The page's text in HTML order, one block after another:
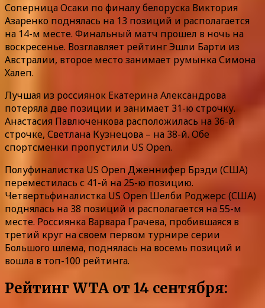
Соперница Осаки по финалу белоруска Виктория
Азаренко поднялась на 13 позиций и располагается
на 14-м месте. Финальный матч прошел в ночь на
воскресенье. Возглавляет рейтинг Эшли Барти из
Австралии, второе место занимает румынка Симона
Халеп.
Лучшая из россиянок Екатерина Александрова
потеряла две позиции и занимает 31-ю строчку.
Анастасия Павлюченкова расположилась на 36-й
строчке, Светлана Кузнецова – на 38-й. Обе
спортсменки пропустили US Open.
Полуфиналистка US Open Дженнифер Брэди (США)
переместилась с 41-й на 25-ю позицию.
Четвертьфиналистка US Open Шелби Роджерс (США)
поднялась на 38 позиций и располагается на 55-м
месте. Россиянка Варвара Грачева, пробившаяся в
третий круг на своем первом турнире серии
Большого шлема, поднялась на восемь позиций и
вошла в топ-100 рейтинга.
Рейтинг WTA от 14 сентября: